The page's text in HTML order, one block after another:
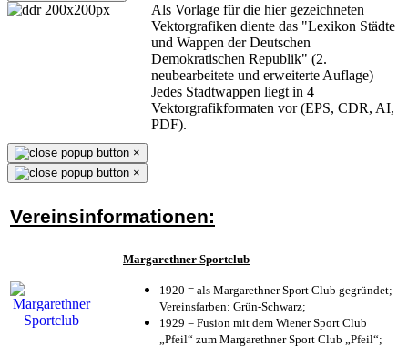
Als Vorlage für die hier gezeichneten
Vektorgrafiken diente das "Lexikon Städte
und Wappen der Deutschen
Demokratischen Republik" (2.
neubearbeitete und erweiterte Auflage)
Jedes Stadtwappen liegt in 4
Vektorgrafikformaten vor (EPS, CDR, AI,
PDF).
×
×
Vereinsinformationen:
Margarethner Sportclub
1920 = als Margarethner Sport Club gegründet;
Vereinsfarben: Grün-Schwarz;
1929 = Fusion mit dem Wiener Sport Club
„Pfeil“ zum Margarethner Sport Club „Pfeil“;